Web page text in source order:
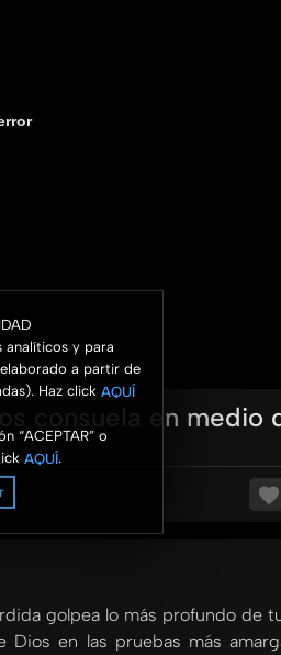
analíticos y para
a partir de
Haz click AQUÍ
“ACEPTAR” o
AQUÍ.
consuela en
golpea lo más profundo de
en las pruebas más